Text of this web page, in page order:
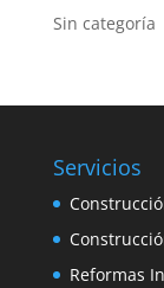
Sin categoría
Servicios
Reformas